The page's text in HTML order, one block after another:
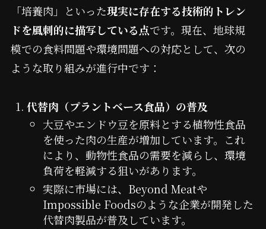
「培養肉」といった現実に存在する技術的トレン
ドを風刺的に描写している点です。現在、地球規
模での食料問題や環境問題への対応として、次の
ような取り組みが進行中です：
代替肉（プラントベース食品）の普及
大豆やエンドウ豆を原料とする植物性食品
を使った肉の生産が増加しています。これ
により、動物性食品の需要を減らし、環境
負荷を軽減する狙いがあります。
実際に市場には、Beyond Meatや
Impossible Foodsのような企業が開発した
代替肉製品が普及しています。